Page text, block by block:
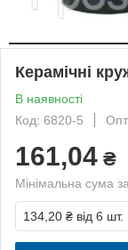
Керамічні
В наявності
Код: 6820-5
Опт
161,04 ₴
Мінімальна сума
134,20 ₴ від 6 шт.